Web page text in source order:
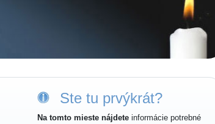
Ste tu prvýkrát?
Na tomto mieste nájdete informácie potrebné